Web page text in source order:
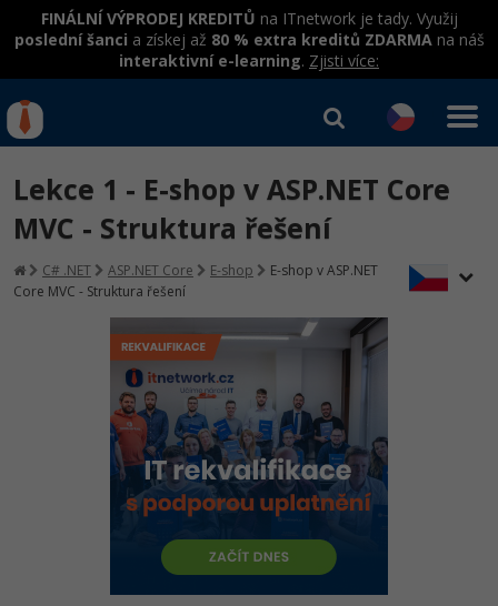
FINÁLNÍ VÝPRODEJ KREDITŮ na ITnetwork je tady. Využij
poslední šanci a získej až 80 % extra kreditů ZDARMAna náš
interaktivní e-learning. Zjisti více:
Rekvalifikace a kurzy
hrazené úřadem práce
Workshopy zdarma
Umělá inteligence v praxi
Datová analýza v praxi
Školení
Základy programování
Objektové programování - OOP
Umělá inteligence
HTML5, CSS3, Bootstrap, SEO
SQL a databáze
Školení dle technologií
C# .NET
Java
JavaScript
Kurzy IT profesí
Junior programátor
Programátor WWW aplikací
Senior programátor
Front-end developer
Vývojář mobilních aplikací
Specialista na AI a bigdata
Kurzy programování
Jak začít?
Java -80%
C#.NET -80%
Python -80%
JavaScript -80%
Přihlásit se | Registrovat
Lekce 1 - E-shop v ASP.NET Core
MVC - Struktura řešení
C# .NET ASP.NET Core E-shop
E-shop v ASP.NET
Core MVC - Struktura řešení